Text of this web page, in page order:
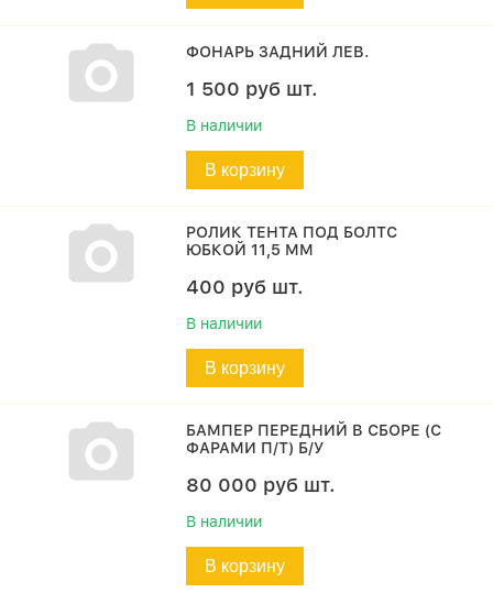
ФОНАРЬ ЗАДНИЙ ЛЕВ.
1 500 руб шт.
В наличии
В корзину
РОЛИК ТЕНТА ПОД БОЛТС
ЮБКОЙ 11,5 ММ
400 руб шт.
В наличии
В корзину
БАМПЕР ПЕРЕДНИЙ В СБОРЕ (С
ФАРАМИ П/Т) Б/У
80 000 руб шт.
В наличии
В корзину